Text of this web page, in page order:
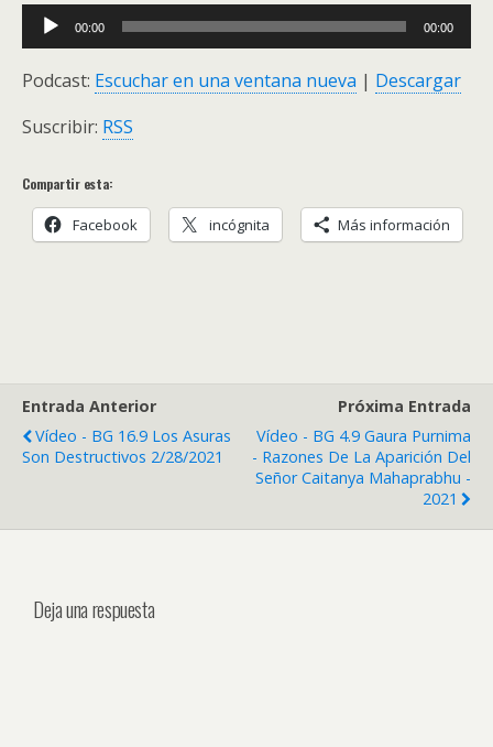
Audio
Player
00:00 00:00
Podcast: Escuchar en una ventana nueva | Descargar
Suscribir: RSS
Compartir esta:
Facebook incógnita Más información
Entrada Anterior
Vídeo - BG 16.9 Los Asuras
Son Destructivos 2/28/2021
Próxima Entrada
Vídeo - BG 4.9 Gaura Purnima
- Razones De La Aparición Del
Señor Caitanya Mahaprabhu -
2021
Deja una respuesta